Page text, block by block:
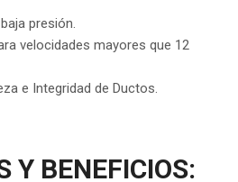
presión.
velocidades mayores que 12
e Integridad de Ductos.
Y BENEFICIOS: